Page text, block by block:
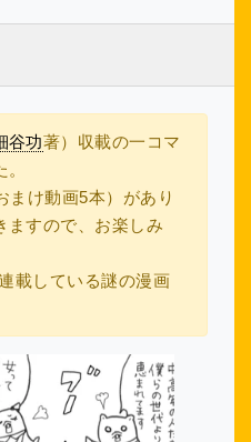
谷功著）収載の一コマ
まけ動画5本）があり
ますので、お楽しみ
載している謎の漫画